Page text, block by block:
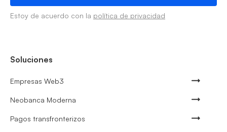
Estoy de acuerdo con la política de privacidad
Soluciones
Empresas Web3
Neobanca Moderna
Pagos transfronterizos